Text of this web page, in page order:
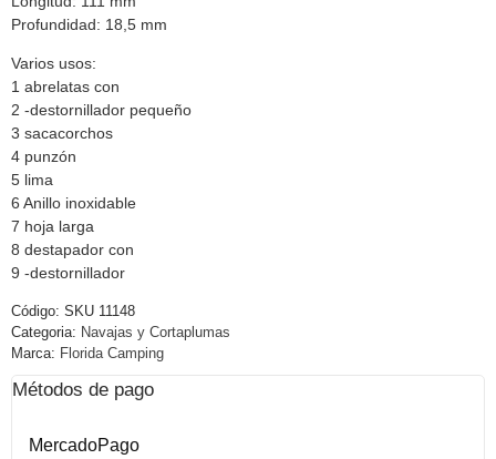
Profundidad: 18,5 mm
Varios usos:
1 abrelatas con
2 -destornillador pequeño
3 sacacorchos
4 punzón
5 lima
6 Anillo inoxidable
7 hoja larga
8 destapador con
9 -destornillador
Código: SKU 11148
Categoria: Navajas y Cortaplumas
Marca: Florida Camping
Métodos de pago
MercadoPago